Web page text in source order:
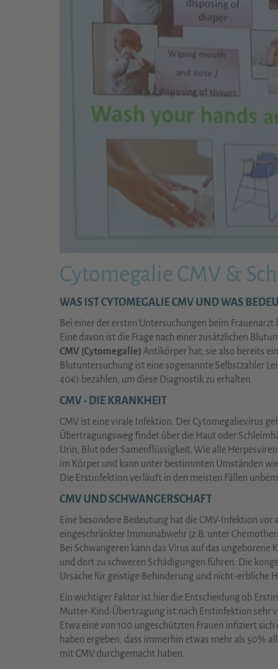
Cytomegalie CMV &
WAS IST CYTOMEGALIE CMV UND WAS
Bei einer der ersten Untersuchungen beim
Eine davon ist die Frage nach einer zusätzlichen
CMV (Cytomegalie) Antikörper hat, sie also bereits
Blutuntersuchung ist eine sogenannte Selbstzahler
40€) bezahlen, um diese Diagnostik zu erhalten.
CMV - DIE KRANKHEIT
CMV ist eine virale Infektion. Der Cytomegalievirus
Übertragungsweg findet über die Haut oder
Urin, Blut oder Samenflüssigkeit. Wie alle
im Körper und kann unter bestimmten Umständen
Die Erstinfektion verläuft in den meisten Fällen
CMV UND SCHWANGERSCHAFT
Eine besondere Bedeutung hat die CMV-Infektion
eingeschränkter Immunabwehr (z.B. unter
Bei Schwangeren kann das Virus auf das
und dort zu schweren Schädigungen führen. Die
Ursache für geistige Behinderung und nicht-erbliche
Ein wichtiger Faktor ist hier die Entscheidung ob
Mutter-Kind-Übertragung ist nach Erstinfektion sehr
Etwa eine von 100 ungeschützten Frauen infiziert
haben ergeben, dass immerhin etwas mehr als 50%
mit CMV durchgemacht haben.